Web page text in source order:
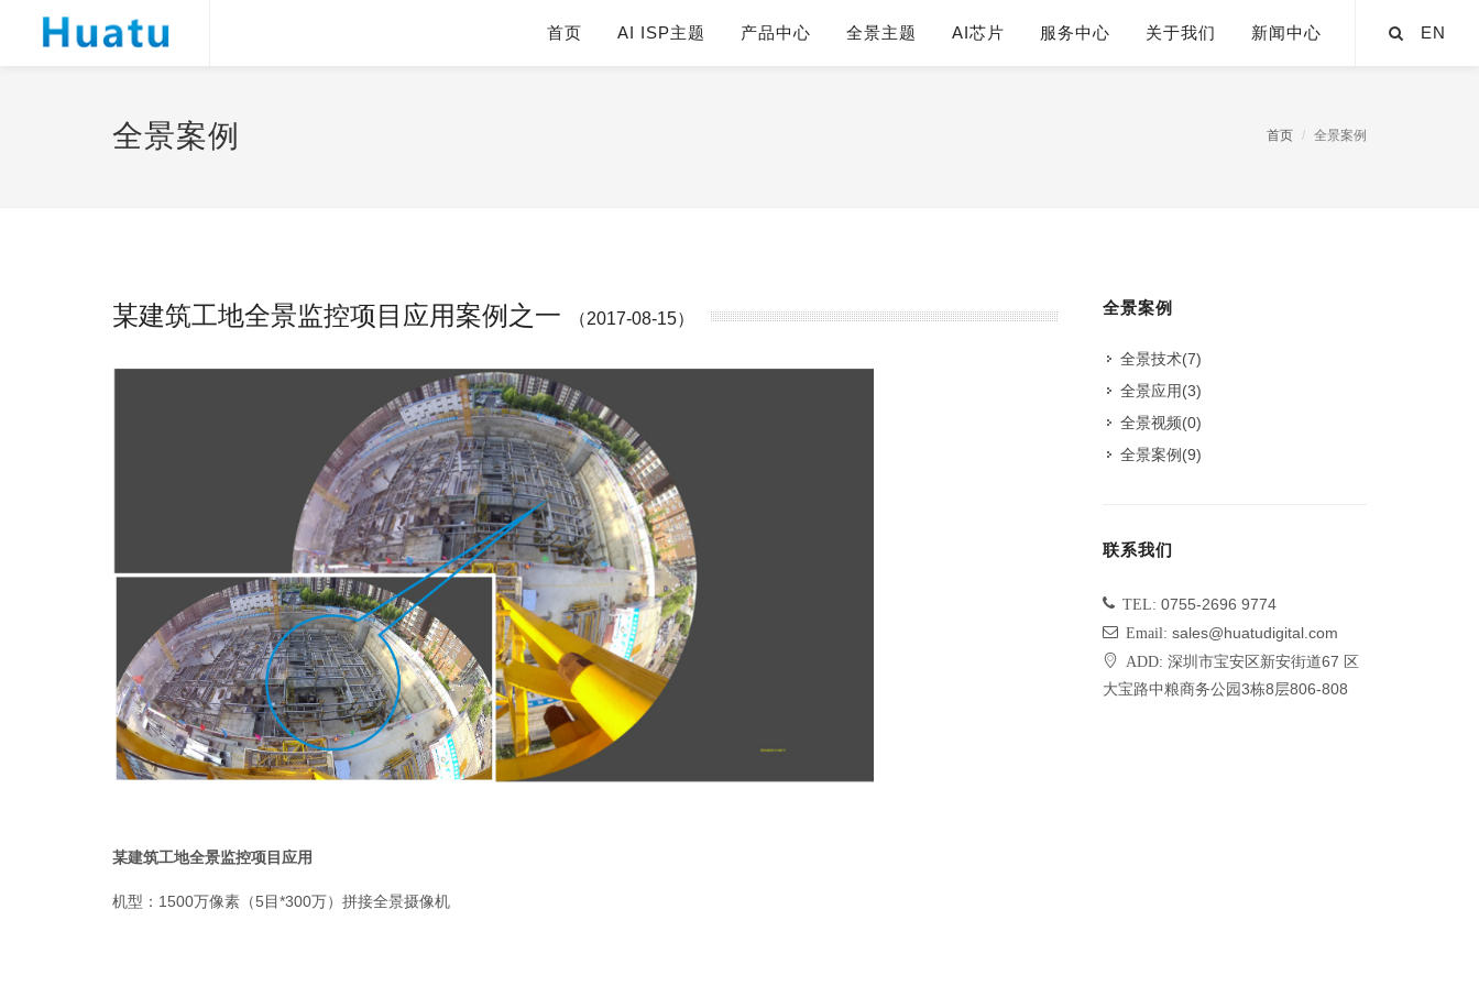
首页 AI ISP主题 产品中心 全景主题 AI芯片 服务中心 关于我们 新闻中心 EN
全景案例 首页 全景案例
某建筑工地全景监控项目应用案例之一 （2017-08-15）
某建筑工地全景监控项目应用
机型：1500万像素（5目*300万）拼接全景摄像机
全景案例
全景技术(7)
全景应用(3)
全景视频(0)
全景案例 (9)
联系我们
TEL: 0755-2696 9774
Email: sales@huatudigital.com
ADD: 深圳市宝安区新安街道67 区
大宝路中粮商务公园3栋8层806-808